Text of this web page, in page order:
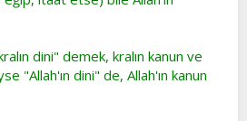
dini" demek, kralın kanun ve
"Allah'ın dini" de, Allah'ın kanun